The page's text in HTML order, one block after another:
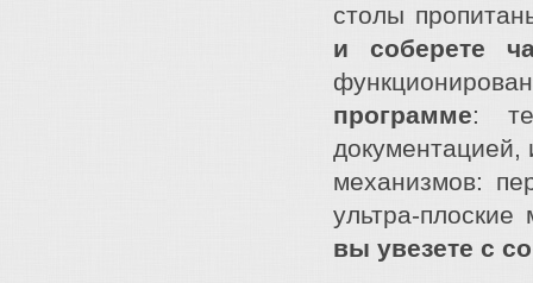
столы
и соберете
программе:
документацией,
механизмов:
ультра-
вы увезете с